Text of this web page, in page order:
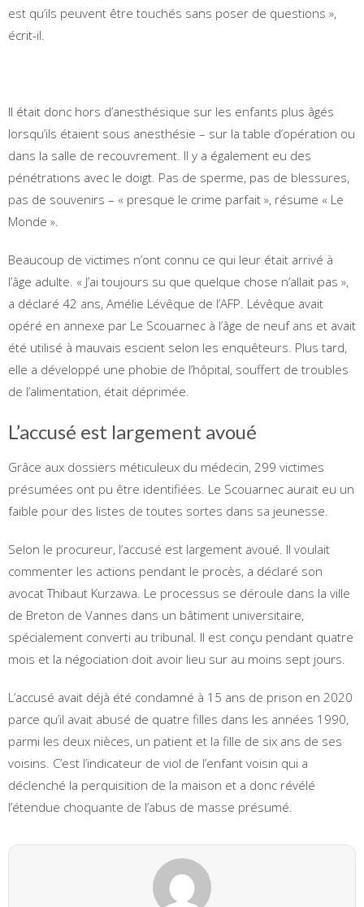
est qu’ils peuvent être touchés sans poser de questions »,
écrit-il.
Il était donc hors d’anesthésique sur les enfants plus âgés
lorsqu’ils étaient sous anesthésie – sur la table d’opération ou
dans la salle de recouvrement. Il y a également eu des
pénétrations avec le doigt. Pas de sperme, pas de blessures,
pas de souvenirs – « presque le crime parfait », résume « Le
Monde ».
Beaucoup de victimes n’ont connu ce qui leur était arrivé à
l’âge adulte. « J’ai toujours su que quelque chose n’allait pas »,
a déclaré 42 ans, Amélie Lévêque de l’AFP. Lévêque avait
opéré en annexe par Le Scouarnec à l’âge de neuf ans et avait
été utilisé à mauvais escient selon les enquêteurs. Plus tard,
elle a développé une phobie de l’hôpital, souffert de troubles
de l’alimentation, était déprimée.
L’accusé est largement avoué
Grâce aux dossiers méticuleux du médecin, 299 victimes
présumées ont pu être identifiées. Le Scouarnec aurait eu un
faible pour des listes de toutes sortes dans sa jeunesse.
Selon le procureur, l’accusé est largement avoué. Il voulait
commenter les actions pendant le procès, a déclaré son
avocat Thibaut Kurzawa. Le processus se déroule dans la ville
de Breton de Vannes dans un bâtiment universitaire,
spécialement converti au tribunal. Il est conçu pendant quatre
mois et la négociation doit avoir lieu sur au moins sept jours.
L’accusé avait déjà été condamné à 15 ans de prison en 2020
parce qu’il avait abusé de quatre filles dans les années 1990,
parmi les deux nièces, un patient et la fille de six ans de ses
voisins. C’est l’indicateur de viol de l’enfant voisin qui a
déclenché la perquisition de la maison et a donc révélé
l’étendue choquante de l’abus de masse présumé.